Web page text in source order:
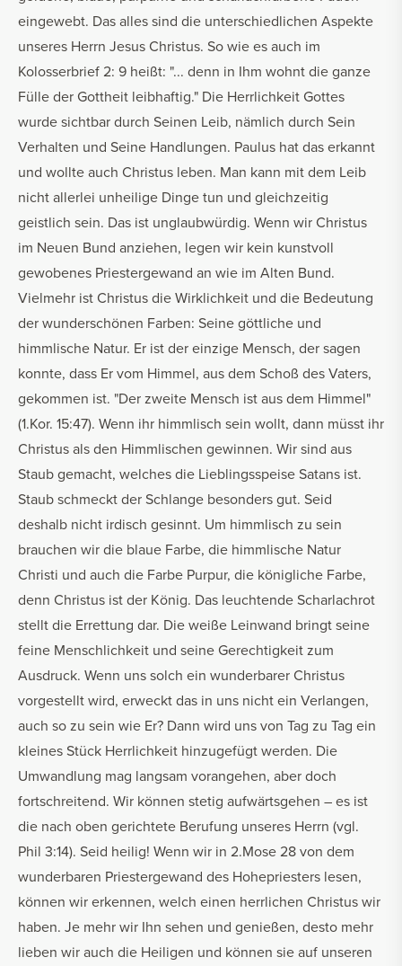
eingewebt. Das alles sind die unterschiedlichen Aspekte
unseres Herrn Jesus Christus. So wie es auch im
Kolosserbrief 2: 9 heißt: "... denn in Ihm wohnt die ganze
Fülle der Gottheit leibhaftig." Die Herrlichkeit Gottes
wurde sichtbar durch Seinen Leib, nämlich durch Sein
Verhalten und Seine Handlungen. Paulus hat das erkannt
und wollte auch Christus leben. Man kann mit dem Leib
nicht allerlei unheilige Dinge tun und gleichzeitig
geistlich sein. Das ist unglaubwürdig. Wenn wir Christus
im Neuen Bund anziehen, legen wir kein kunstvoll
gewobenes Priestergewand an wie im Alten Bund.
Vielmehr ist Christus die Wirklichkeit und die Bedeutung
der wunderschönen Farben: Seine göttliche und
himmlische Natur. Er ist der einzige Mensch, der sagen
konnte, dass Er vom Himmel, aus dem Schoß des Vaters,
gekommen ist. "Der zweite Mensch ist aus dem Himmel"
(1.Kor. 15:47). Wenn ihr himmlisch sein wollt, dann müsst ihr
Christus als den Himmlischen gewinnen. Wir sind aus
Staub gemacht, welches die Lieblingsspeise Satans ist.
Staub schmeckt der Schlange besonders gut. Seid
deshalb nicht irdisch gesinnt. Um himmlisch zu sein
brauchen wir die blaue Farbe, die himmlische Natur
Christi und auch die Farbe Purpur, die königliche Farbe,
denn Christus ist der König. Das leuchtende Scharlachrot
stellt die Errettung dar. Die weiße Leinwand bringt seine
feine Menschlichkeit und seine Gerechtigkeit zum
Ausdruck. Wenn uns solch ein wunderbarer Christus
vorgestellt wird, erweckt das in uns nicht ein Verlangen,
auch so zu sein wie Er? Dann wird uns von Tag zu Tag ein
kleines Stück Herrlichkeit hinzugefügt werden. Die
Umwandlung mag langsam vorangehen, aber doch
fortschreitend. Wir können stetig aufwärtsgehen – es ist
die nach oben gerichtete Berufung unseres Herrn (vgl.
Phil 3:14). Seid heilig! Wenn wir in 2.Mose 28 von dem
wunderbaren Priestergewand des Hohepriesters lesen,
können wir erkennen, welch einen herrlichen Christus wir
haben. Je mehr wir Ihn sehen und genießen, desto mehr
lieben wir auch die Heiligen und können sie auf unseren